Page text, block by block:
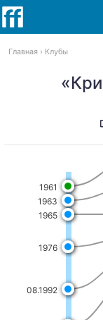
Главная Клубы
1961
1963
1965
1976
08.1992